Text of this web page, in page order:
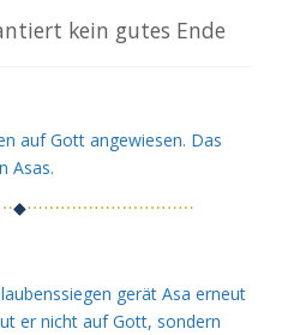
kein gutes Ende
auf Gott angewiesen. Das
Asas.
◆⋯⋯⋯⋯⋯⋯⋯⋯⋯⋯
gerät Asa erneut
er nicht auf Gott, sondern